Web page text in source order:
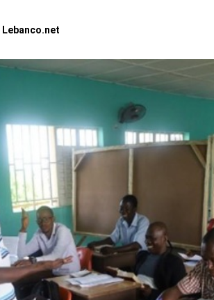
Lebanco.net